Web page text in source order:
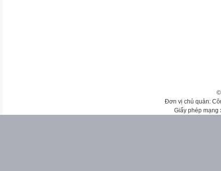
Đơn vị chủ quản:
Giấy phép mạng